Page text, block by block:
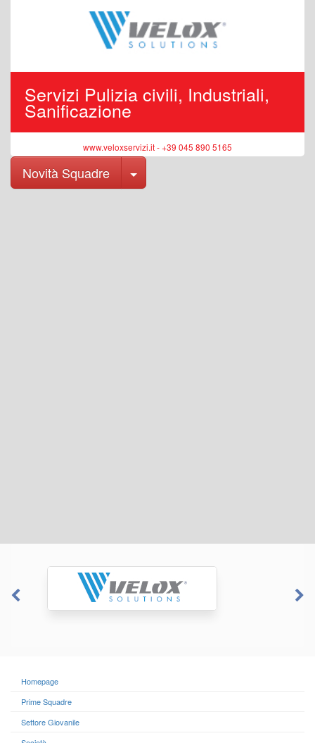
Servizi Pulizia civili, Industriali,
Sanificazione
www.veloxservizi.it - +39 045 890 5165
Novità Squadre Toggle Dropdown
Homepage
Prime Squadre
Settore Giovanile